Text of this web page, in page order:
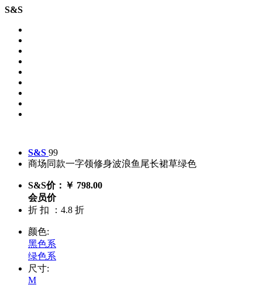
S&S
S&S 99
商场同款一字领修身波浪鱼尾长裙草绿色
S&S价：￥ 798.00
会员价
折 扣 ：4.8 折
颜色:
黑色系
绿色系
尺寸:
M